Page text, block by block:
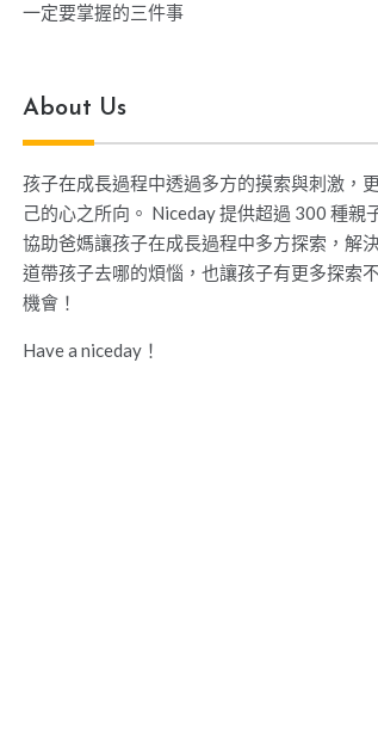
一定要掌握的三件事
About Us
孩子在成長過程中透過多方的摸索與刺激，
己的心之所向。 Niceday 提供超過 300 種親
協助爸媽讓孩子在成長過程中多方探索，解
道帶孩子去哪的煩惱，也讓孩子有更多探索
機會！
Have a niceday！